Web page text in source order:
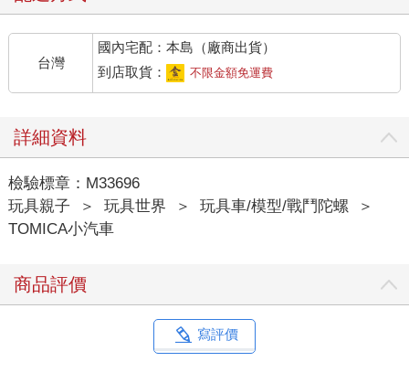
台灣
國內宅配：本島（廠商出貨）
到店取貨：
不限金額免運費
詳細資料
檢驗標章：M33696
玩具親子
＞ 玩具世界 ＞ 玩具車/模型/戰鬥陀螺
＞
TOMICA小汽車
商品評價
寫評價